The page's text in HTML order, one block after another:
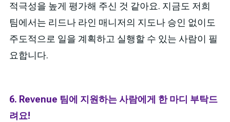
적극성을 높게 평가해 주신 것 같아요. 지금도 저희
팀에서는 리드나 라인 매니저의 지도나 승인 없이도
주도적으로 일을 계획하고 실행할 수 있는 사람이 필
요합니다.
6. Revenue 팀에 지원하는 사람에게 한 마디 부탁드
려요!